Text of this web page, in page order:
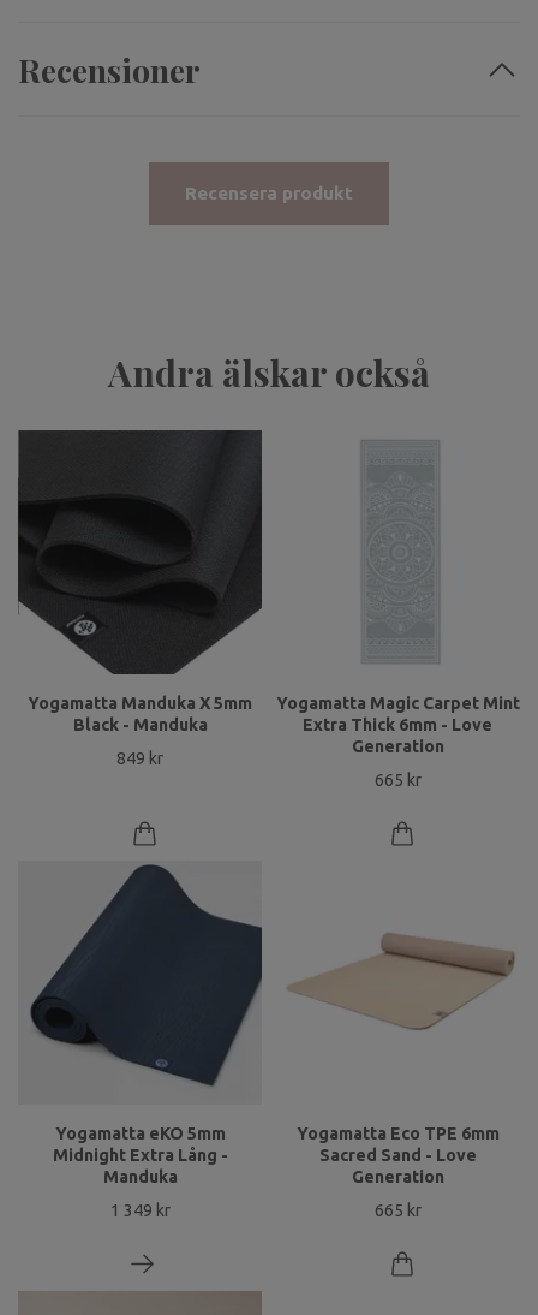
Recensioner
Recensera produkt
Andra älskar också
Yogamatta Manduka X 5mm
Black - Manduka
849 kr
Yogamatta Magic Carpet Mint
Extra Thick 6mm - Love
Generation
665 kr
Yogamatta eKO 5mm
Midnight Extra Lång -
Manduka
1 349 kr
Yogamatta Eco TPE 6mm
Sacred Sand - Love
Generation
665 kr